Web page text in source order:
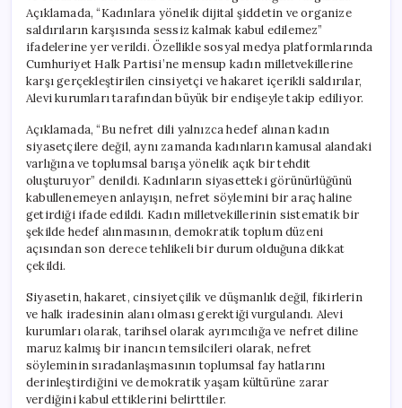
Açıklamada, “Kadınlara yönelik dijital şiddetin ve organize
saldırıların karşısında sessiz kalmak kabul edilemez”
ifadelerine yer verildi. Özellikle sosyal medya platformlarında
Cumhuriyet Halk Partisi’ne mensup kadın milletvekillerine
karşı gerçekleştirilen cinsiyetçi ve hakaret içerikli saldırılar,
Alevi kurumları tarafından büyük bir endişeyle takip ediliyor.
Açıklamada, “Bu nefret dili yalnızca hedef alınan kadın
siyasetçilere değil, aynı zamanda kadınların kamusal alandaki
varlığına ve toplumsal barışa yönelik açık bir tehdit
oluşturuyor” denildi. Kadınların siyasetteki görünürlüğünü
kabullenemeyen anlayışın, nefret söylemini bir araç haline
getirdiği ifade edildi. Kadın milletvekillerinin sistematik bir
şekilde hedef alınmasının, demokratik toplum düzeni
açısından son derece tehlikeli bir durum olduğuna dikkat
çekildi.
Siyasetin, hakaret, cinsiyetçilik ve düşmanlık değil, fikirlerin
ve halk iradesinin alanı olması gerektiği vurgulandı. Alevi
kurumları olarak, tarihsel olarak ayrımcılığa ve nefret diline
maruz kalmış bir inancın temsilcileri olarak, nefret
söyleminin sıradanlaşmasının toplumsal fay hatlarını
derinleştirdiğini ve demokratik yaşam kültürüne zarar
verdiğini kabul ettiklerini belirttiler.